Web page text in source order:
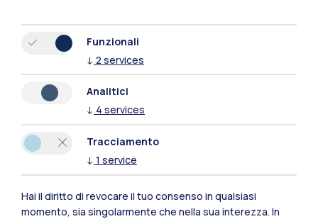
Mantova
Piacenza
Xi'an
Naviga il sito
Contattaci
Funzionali
↓ 2 services
Analitici
↓ 4 services
Tracciamento
↓ 1 service
Hai il diritto di revocare il tuo consenso in qualsiasi
momento, sia singolarmente che nella sua interezza. In